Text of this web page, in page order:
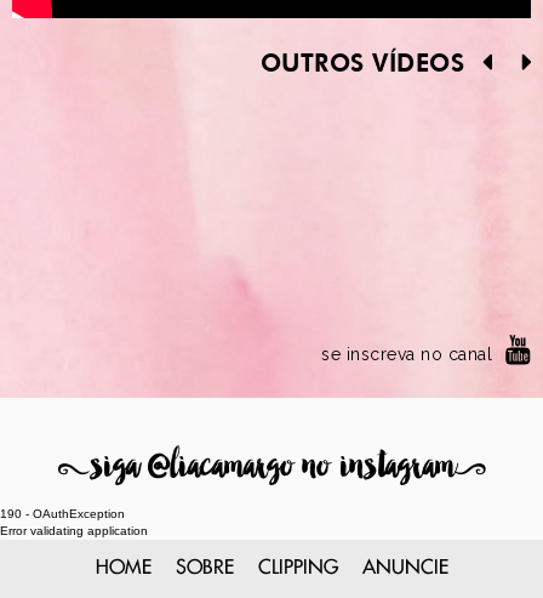
OUTROS VÍDEOS
se inscreva no canal
8siga @liacamargo no instagram9
190 - OAuthException
Error validating application
HOME SOBRE CLIPPING ANUNCIE